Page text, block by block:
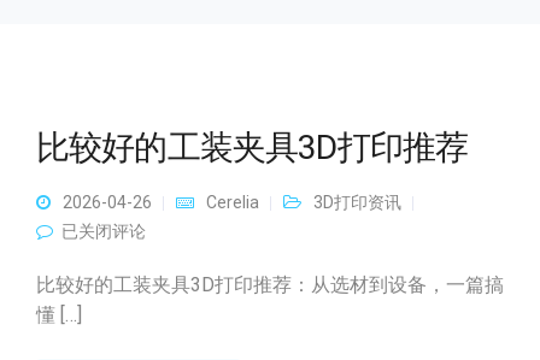
比较好的工装夹具3D打印推荐
2026-04-26 Cerelia
3D打印资讯
比较好的工装夹具3D打印推荐
已关闭评论
比较好的工装夹具3D打印推荐：从选材到设备，一篇搞
懂 […]